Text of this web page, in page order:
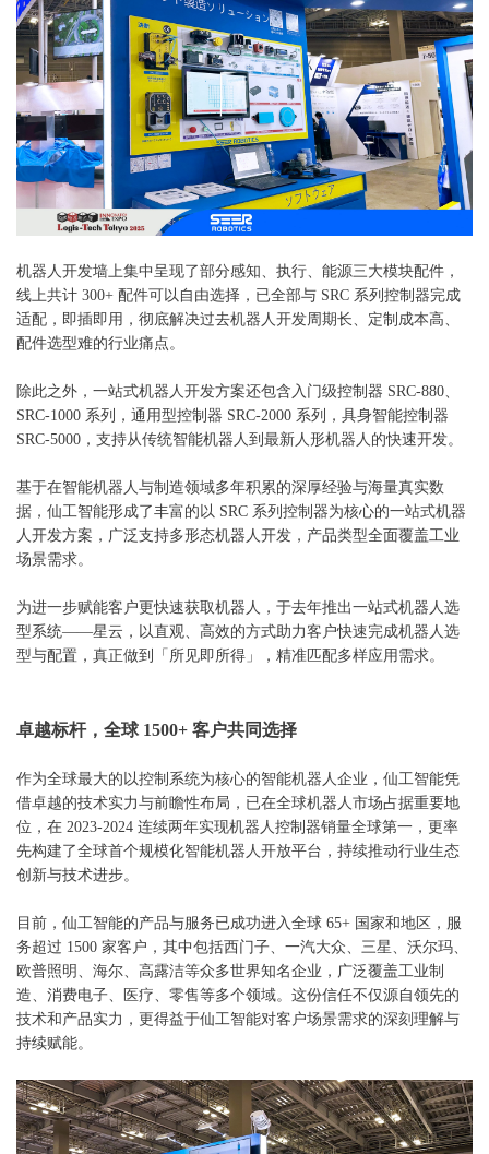
机器人开发墙上集中呈现了部分感知、执行、能源三大模块配件，
线上共计 300+ 配件可以自由选择，已全部与 SRC 系列控制器完成
适配，即插即用，彻底解决过去机器人开发周期长、定制成本高、
配件选型难的行业痛点。
除此之外，一站式机器人开发方案还包含入门级控制器 SRC-880、
SRC-1000 系列，通用型控制器 SRC-2000 系列，具身智能控制器
SRC-5000，支持从传统智能机器人到最新人形机器人的快速开发。
基于在智能机器人与制造领域多年积累的深厚经验与海量真实数
据，仙工智能形成了丰富的以 SRC 系列控制器为核心的一站式机器
人开发方案，广泛支持多形态机器人开发，产品类型全面覆盖工业
场景需求。
为进一步赋能客户更快速获取机器人，于去年推出一站式机器人选
型系统——星云，以直观、高效的方式助力客户快速完成机器人选
型与配置，真正做到「所见即所得」，精准匹配多样应用需求。
卓越标杆，全球 1500+ 客户共同选择
作为全球最大的以控制系统为核心的智能机器人企业，仙工智能凭
借卓越的技术实力与前瞻性布局，已在全球机器人市场占据重要地
位，在 2023-2024 连续两年实现机器人控制器销量全球第一，更率
先构建了全球首个规模化智能机器人开放平台，持续推动行业生态
创新与技术进步。
目前，仙工智能的产品与服务已成功进入全球 65+ 国家和地区，服
务超过 1500 家客户，其中包括西门子、一汽大众、三星、沃尔玛、
欧普照明、海尔、高露洁等众多世界知名企业，广泛覆盖工业制
造、消费电子、医疗、零售等多个领域。这份信任不仅源自领先的
技术和产品实力，更得益于仙工智能对客户场景需求的深刻理解与
持续赋能。